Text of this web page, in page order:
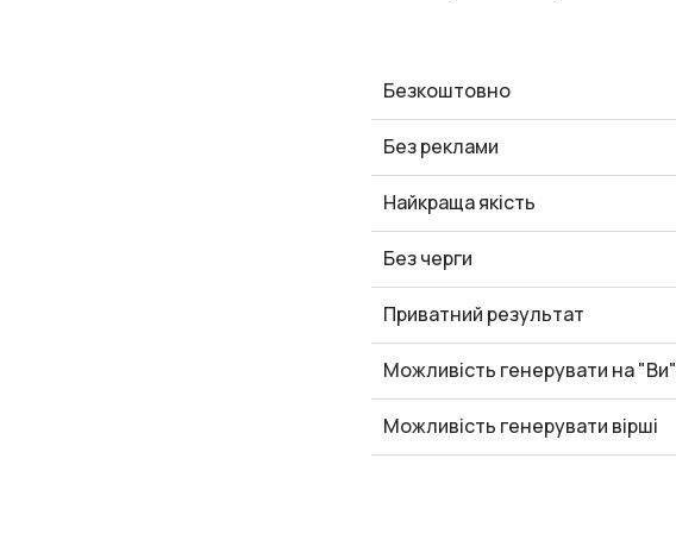
Безкоштовно
Без реклами
Найкраща якість
Без черги
Приватний результат
Можливість генерувати на "Ви"
Можливість генерувати вірші